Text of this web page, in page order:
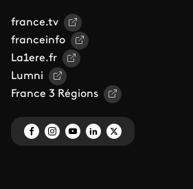
france.tv
franceinfo
La1ere.fr
Lumni
France 3 Régions